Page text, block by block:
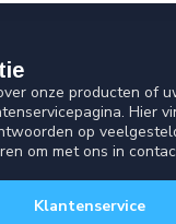
onze producten of
Hier
op
om met ons in
Klantenservice